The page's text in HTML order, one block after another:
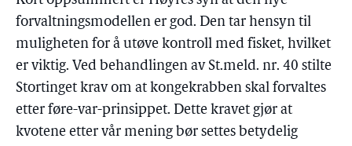
forvaltningsmodellen er god. Den tar hensyn til
muligheten for å utøve kontroll med fisket, hvilket
er viktig. Ved behandlingen av St.meld. nr. 40 stilte
Stortinget krav om at kongekrabben skal forvaltes
etter føre-var-prinsippet. Dette kravet gjør at
kvotene etter vår mening bør settes betydelig